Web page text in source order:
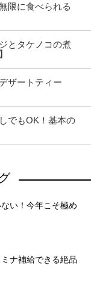
限に食べられる
とタケノコの煮
ザートティー
でもOK！基本の
い！今年こそ極め
ナ補給できる絶品